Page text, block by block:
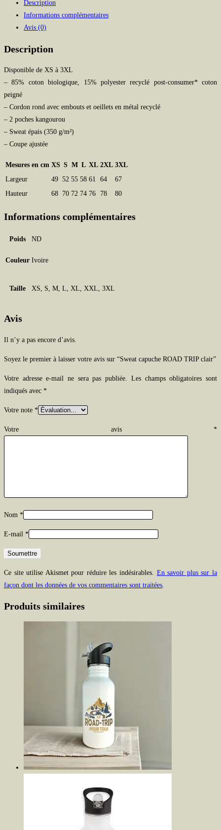
Description
Informations complémentaires
Avis (0)
Description
Disponible de XS à 3XL
– 85% coton biologique, 15% polyester recyclé post-consumer* coton
peigné
– Cordon rond avec embouts et oeillets en métal recyclé
– 2 poches kangourou
– Sweat épais (350 g/m²)
– Coupe ajustée
Mesures en cm XS S M L XL 2XL 3XL
Largeur
49 52 55 58 61 64
67
Hauteur
68 70 72 74 76 78 80
Informations complémentaires
Poids ND
Couleur Ivoire
Taille XS, S, M, L, XL, XXL, 3XL
Avis
Il n’y a pas encore d’avis.
Soyez le premier à laisser votre avis sur “Sweat capuche ROAD TRIP clair”
Votre adresse e-mail ne sera pas publiée.
Les champs obligatoires sont
indiqués avec *
Votre note *
Votre avis *
Nom *
E-mail *
Ce site utilise Akismet pour réduire les indésirables. En savoir plus sur la
façon dont les données de vos commentaires sont traitées
Produits similaires